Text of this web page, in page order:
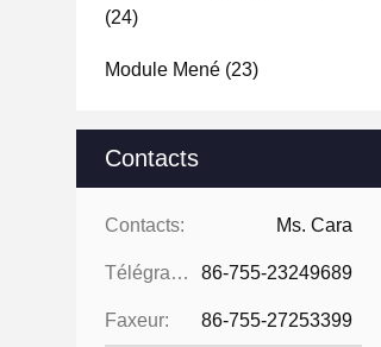
(24)
Module Mené (23)
Contacts
Contacts: Ms. Cara
Télégramme: 86-755-23249689
Faxeur: 86-755-27253399